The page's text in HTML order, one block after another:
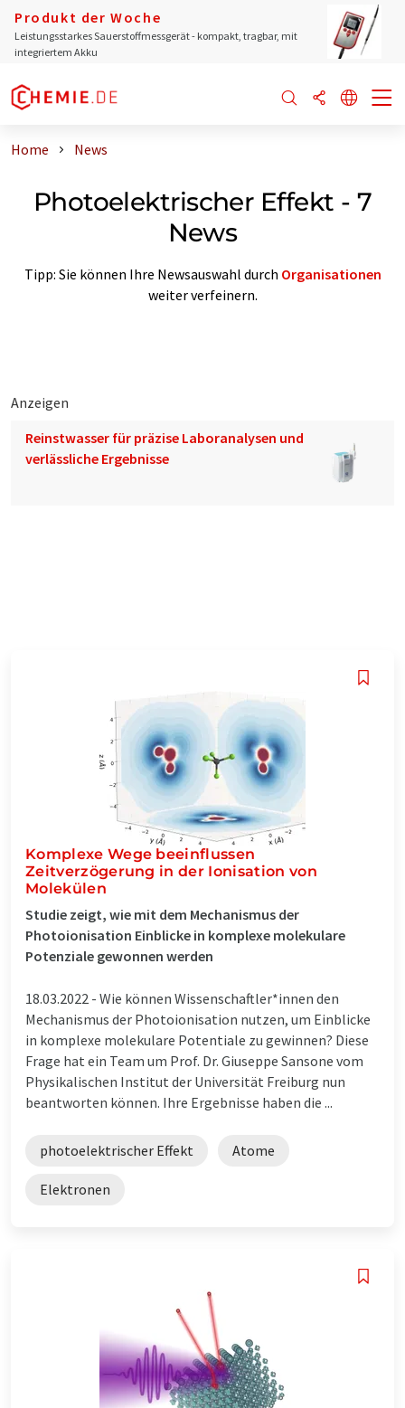
Produkt der Woche
Leistungsstarkes Sauerstoffmessgerät - kompakt, tragbar, mit
integriertem Akku
Home News
Photoelektrischer Effekt - 7
News
Tipp: Sie können Ihre Newsauswahl durch Organisationen
weiter verfeinern.
Anzeigen
Reinstwasser für präzise Laboranalysen und
verlässliche Ergebnisse
Komplexe Wege beeinflussen
Zeitverzögerung in der Ionisation von
Molekülen
Studie zeigt, wie mit dem Mechanismus der
Photoionisation Einblicke in komplexe molekulare
Potenziale gewonnen werden
18.03.2022 - Wie können Wissenschaftler*innen den
Mechanismus der Photoionisation nutzen, um Einblicke
in komplexe molekulare Potentiale zu gewinnen? Diese
Frage hat ein Team um Prof. Dr. Giuseppe Sansone vom
Physikalischen Institut der Universität Freiburg nun
beantworten können. Ihre Ergebnisse haben die ...
photoelektrischer Effekt Atome
Elektronen